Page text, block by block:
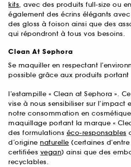
kits, avec des produits full-size ou
également des écrins élégants
des gloss à foison ainsi que des
qui répondront à tous vos besoins.
Clean At Sephora
Se maquiller en respectant
possible grâce aux produits portant
l’estampille « Clean at Sephora ».
vise à nous sensibiliser sur l’impact
notre consommation en
maquillage portant la marque «
des formulations éco-responsables
d’origine naturelle (certaines
certifiées vegan) ainsi que des
recyclables.